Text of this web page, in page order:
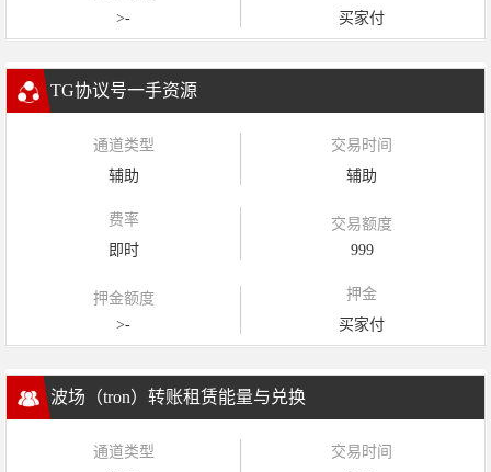
>-
买家付
TG协议号一手资源
通道类型
辅助
交易时间
辅助
费率
即时
交易额度
999
押金额度
>-
押金
买家付
波场（tron）转账租赁能量与兑换
通道类型
交易时间